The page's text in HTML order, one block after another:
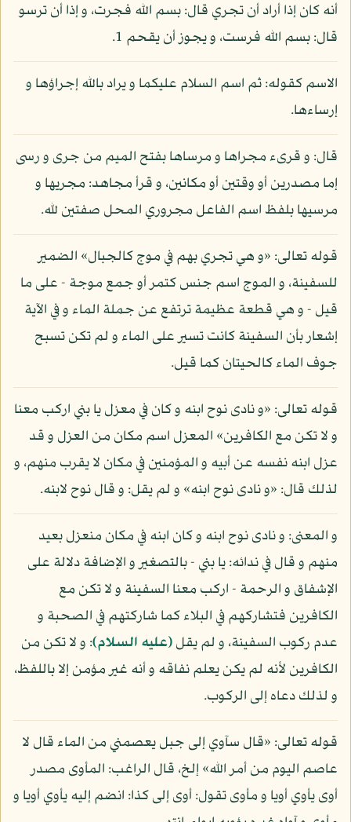
أنه كان إذا أراد أن تجري قال: بسم الله فجرت، و إذا أن ترسو
قال: بسم الله فرست، و يجوز أن يقحم 1.
الاسم كقوله: ثم اسم السلام عليكما و يراد بالله إجراؤها و
إرساءها.
قال: و قرىء مجراها و مرساها بفتح الميم من جرى و رسى
إما مصدرين أو وقتين أو مكانين، و قرأ مجاهد: مجريها و
مرسيها بلفظ اسم الفاعل مجروري المحل صفتين لله.
قوله تعالى: «و هي تجري بهم في موج كالجبال» الضمير
للسفينة، و الموج اسم جنس كتمر أو جمع موجة - على ما
قيل - و هي قطعة عظيمة ترتفع عن جملة الماء و في الآية
إشعار بأن السفينة كانت تسير على الماء و لم تكن تسبح
جوف الماء كالحيتان كما قيل.
قوله تعالى: «و نادى نوح ابنه و كان في معزل يا بني اركب معنا
و لا تكن مع الكافرين» المعزل اسم مكان من العزل و قد
عزل ابنه نفسه عن أبيه و المؤمنين في مكان لا يقرب منهم، و
لذلك قال: «و نادى نوح ابنه» و لم يقل: و قال نوح لابنه.
و المعنى: و نادى نوح ابنه و كان ابنه في مكان منعزل بعيد
منهم و قال في ندائه: يا بني - بالتصغير و الإضافة دلالة على
الإشفاق و الرحمة - اركب معنا السفينة و لا تكن مع
الكافرين فتشاركهم في البلاء كما شاركتهم في الصحبة و
عدم ركوب السفينة، و لم يقل(عليه السلام): و لا تكن من
الكافرين لأنه لم يكن يعلم نفاقه و أنه غير مؤمن إلا باللفظ،
و لذلك دعاه إلى الركوب.
قوله تعالى: «قال سآوي إلى جبل يعصمني من الماء قال لا
عاصم اليوم من أمر الله» إلخ، قال الراغب: المأوى مصدر
أوى يأوي أويا و مأوى تقول: أوى إلى كذا: انضم إليه يأوي أويا و